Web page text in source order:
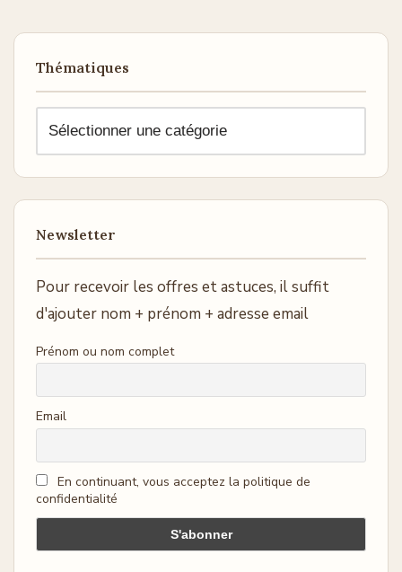
Thématiques
Newsletter
Pour recevoir les offres et astuces, il suffit
d'ajouter nom + prénom + adresse email
Prénom ou nom complet
Email
En continuant, vous acceptez la politique de
confidentialité